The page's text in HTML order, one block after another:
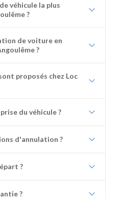
véhicule la plus
?
de voiture en
?
proposés chez Loc
du véhicule ?
d'annulation ?
?
?